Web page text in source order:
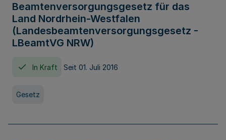
Beamtenversorgungsgesetz für das
Land Nordrhein-Westfalen
(Landesbeamtenversorgungsgesetz -
LBeamtVG NRW)
In Kraft Seit 01. Juli 2016
Gesetz